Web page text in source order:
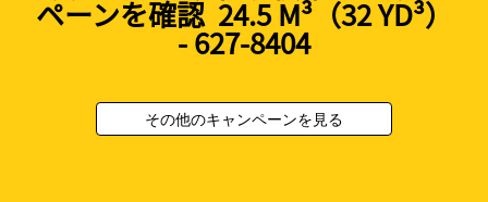
ペーンを確認 24.5 M³（32 YD³）
- 627-8404
その他のキャンペーンを見る